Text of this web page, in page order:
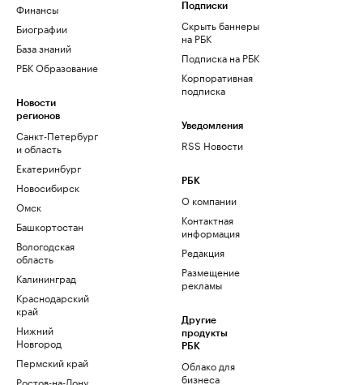
Финансы
Биографии
База знаний
РБК Образование
Новости
регионов
Санкт-Петербург
и область
Екатеринбург
Новосибирск
Омск
Башкортостан
Вологодская
область
Калининград
Краснодарский
край
Нижний
Новгород
Пермский край
Ростов-на-Дону
Подписки
Скрыть баннеры
на РБК
Подписка на РБК
Корпоративная
подписка
Уведомления
RSS Новости
РБК
О компании
Контактная
информация
Редакция
Размещение
рекламы
Другие
продукты
РБК
Облако для
бизнеса